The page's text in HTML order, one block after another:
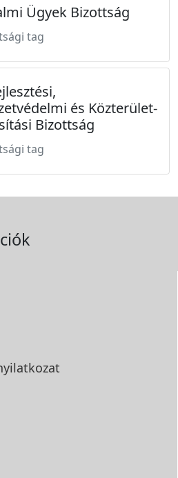
Ügyek Bizottság
tag
és Közterület-
Bizottság
tag